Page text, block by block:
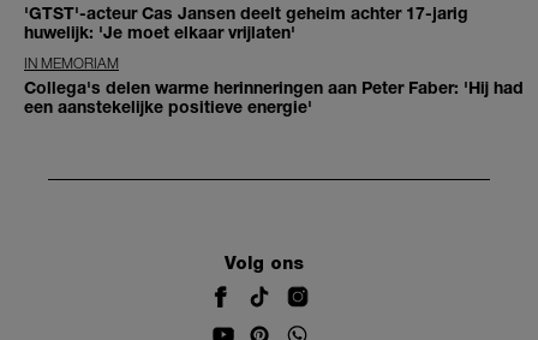
'GTST'-acteur Cas Jansen deelt geheim achter 17-jarig
huwelijk: 'Je moet elkaar vrijlaten'
IN MEMORIAM
Collega's delen warme herinneringen aan Peter Faber: 'Hij had
een aanstekelijke positieve energie'
Volg ons